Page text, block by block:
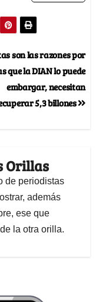
son las razones por
que la DIAN lo puede
embargar, necesitan
5,3 billones
Orillas
de periodistas
además
ese que
la otra orilla.